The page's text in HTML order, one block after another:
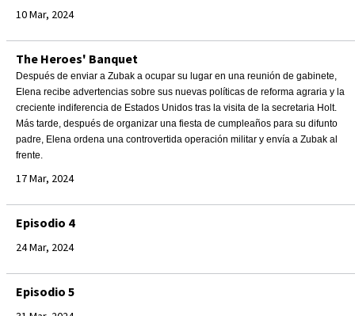
10 Mar, 2024
The Heroes' Banquet
Después de enviar a Zubak a ocupar su lugar en una reunión de gabinete,
Elena recibe advertencias sobre sus nuevas políticas de reforma agraria y la
creciente indiferencia de Estados Unidos tras la visita de la secretaria Holt.
Más tarde, después de organizar una fiesta de cumpleaños para su difunto
padre, Elena ordena una controvertida operación militar y envía a Zubak al
frente.
17 Mar, 2024
Episodio 4
24 Mar, 2024
Episodio 5